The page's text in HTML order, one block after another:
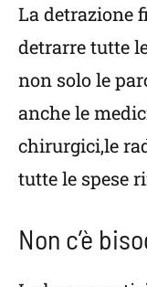
La detrazione
detrarre tutte
non solo le
anche le
chirurgici,le
tutte le spese
Non c’è